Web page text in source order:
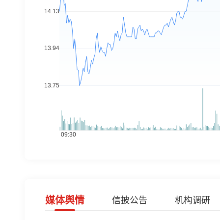
媒体舆情 信披公告 机构调研